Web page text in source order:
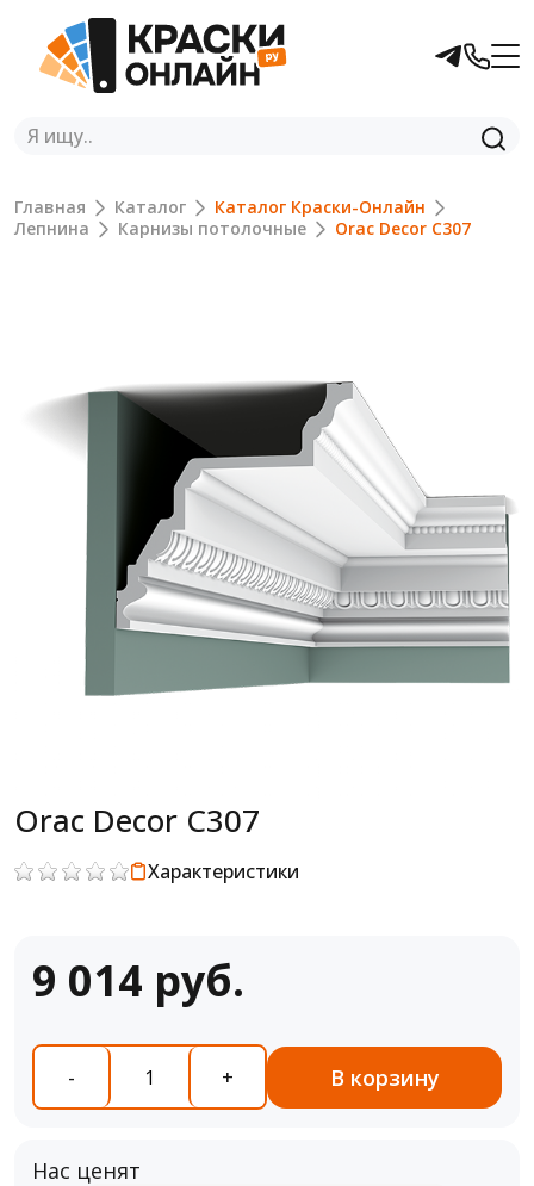
Главная Каталог
Каталог Краски-Онлайн
Лепнина
Карнизы потолочные Orac Decor C307
Orac Decor C307
Характеристики
9 014 руб.
- + В корзину
Нас ценят